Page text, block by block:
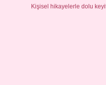
Kişisel hikayelerle dolu